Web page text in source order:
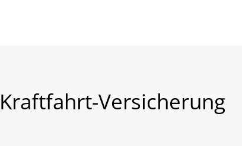
Kraftfahrt-Versicherung